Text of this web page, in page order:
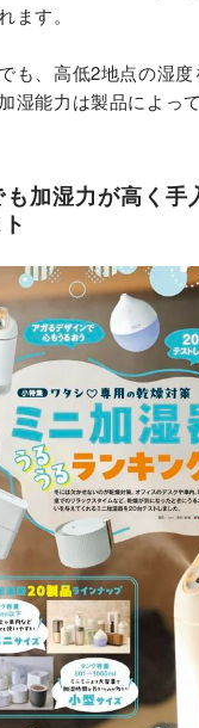
ます。
も、高低2地点の湿
湿能力は製品によっ
加湿力が高く手